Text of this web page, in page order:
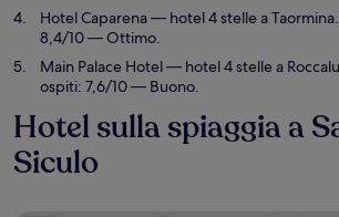
Hotel Caparena— hotel 4 stelle a
8,4/10 — Ottimo.
Main Palace Hotel— hotel 4 stelle a
ospiti: 7,6/10 — Buono.
Hotel sulla spiaggia a
Siculo